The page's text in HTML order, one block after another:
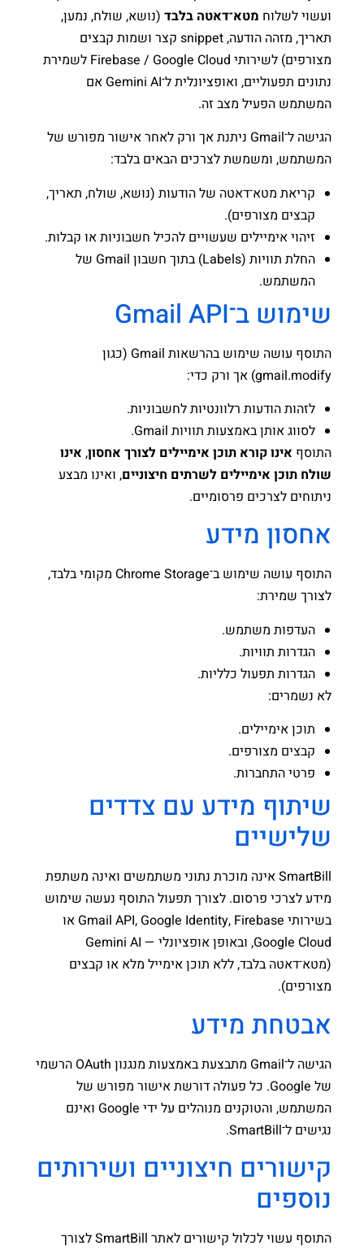
ועשוי לשלוח מטא־דאטה בלבד (נושא, שולח, נמען,
תאריך, מזהה הודעה, snippet קצר ושמות קבצים
מצורפים) לשירותי Firebase / Google Cloud לשמירת
נתונים תפעוליים, ואופציונלית ל־Gemini AI אם
המשתמש הפעיל מצב זה.
הגישה ל־Gmail ניתנת אך ורק לאחר אישור מפורש של
המשתמש, ומשמשת לצרכים הבאים בלבד:
קריאת מטא־דאטה של הודעות (נושא, שולח, תאריך,
קבצים מצורפים).
זיהוי אימיילים שעשויים להכיל חשבוניות או קבלות.
החלת תוויות (Labels) בתוך חשבון Gmail של
המשתמש.
שימוש ב־Gmail API
התוסף עושה שימוש בהרשאות Gmail (כגון
gmail.modify) אך ורק כדי:
לזהות הודעות רלוונטיות לחשבוניות.
לסווג אותן באמצעות תוויות Gmail.
התוסף אינו קורא תוכן אימיילים לצורך אחסון, אינו
שולח תוכן אימיילים לשרתים חיצוניים, ואינו מבצע
ניתוחים לצרכים פרסומיים.
אחסון מידע
התוסף עושה שימוש ב־Chrome Storage מקומי בלבד,
לצורך שמירת:
העדפות משתמש.
הגדרות תוויות.
הגדרות תפעול כלליות.
לא נשמרים:
תוכן אימיילים.
קבצים מצורפים.
פרטי התחברות.
שיתוף מידע עם צדדים
שלישיים
SmartBill אינה מוכרת נתוני משתמשים ואינה משתפת
מידע לצרכי פרסום. לצורך תפעול התוסף נעשה שימוש
בשירותי Gmail API, Google Identity, Firebase או
Google Cloud, ובאופן אופציונלי — Gemini AI
(מטא־דאטה בלבד, ללא תוכן אימייל מלא או קבצים
מצורפים).
אבטחת מידע
הגישה ל־Gmail מתבצעת באמצעות מנגנון OAuth הרשמי
של Google. כל פעולה דורשת אישור מפורש של
המשתמש, והטוקנים מנוהלים על ידי Google ואינם
נגישים ל־SmartBill.
קישורים חיצוניים ושירותים
נוספים
התוסף עשוי לכלול קישורים לאתר SmartBill לצורך